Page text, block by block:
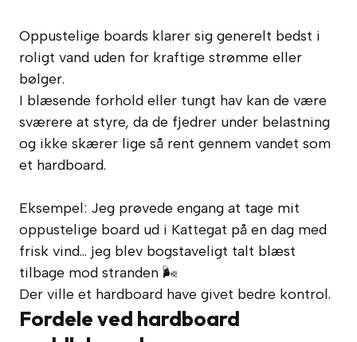
Oppustelige boards klarer sig generelt bedst i
roligt vand uden for kraftige strømme eller
bølger.
I blæsende forhold eller tungt hav kan de være
sværere at styre, da de fjedrer under belastning
og ikke skærer lige så rent gennem vandet som
et hardboard.
Eksempel: Jeg prøvede engang at tage mit
oppustelige board ud i Kattegat på en dag med
frisk vind… jeg blev bogstaveligt talt blæst
tilbage mod stranden 🌬️
Der ville et hardboard have givet bedre kontrol.
Fordele ved hardboard